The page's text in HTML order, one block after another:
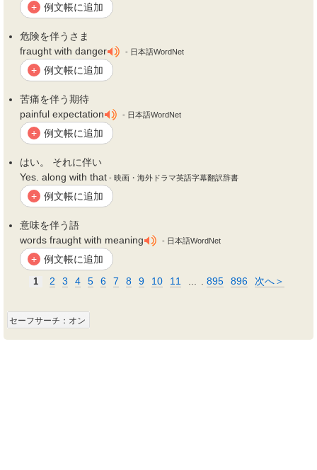
+ 例文帳に追加
危険を伴うさま
fraught with danger
- 日本語WordNet
+ 例文帳に追加
苦痛を伴う期待
painful expectation
- 日本語WordNet
+ 例文帳に追加
はい。 それに伴い
Yes. along with that - 映画・海外ドラマ英語字幕翻訳辞書
+ 例文帳に追加
意味を伴う語
words fraught with meaning
- 日本語WordNet
+ 例文帳に追加
1 2 3 4 5 6 7 8 9 10 11 895 896 次へ＞
セーフサーチ：オン